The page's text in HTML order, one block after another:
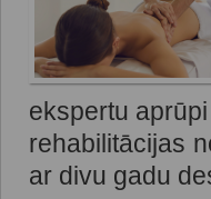
ekspertu
rehabilitācijas
ar divu gadu